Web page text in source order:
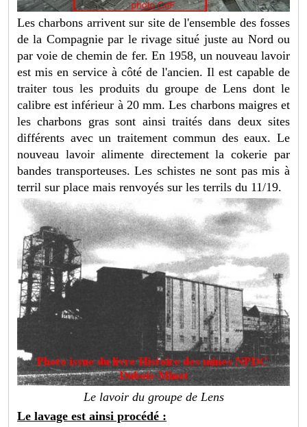
Les charbons arrivent sur site de l'ensemble des fosses
de la Compagnie par le rivage situé juste au Nord ou
par voie de chemin de fer. En 1958, un nouveau lavoir
est mis en service à côté de l'ancien. Il est capable de
traiter tous les produits du groupe de Lens dont le
calibre est inférieur à 20 mm. Les charbons maigres et
les charbons gras sont ainsi traités dans deux sites
différents avec un traitement commun des eaux. Le
nouveau lavoir alimente directement la cokerie par
bandes transporteuses. Les schistes ne sont pas mis à
terril sur place mais renvoyés sur les terrils du 11/19.
Le lavoir du groupe de Lens
Le lavage est ainsi procédé :